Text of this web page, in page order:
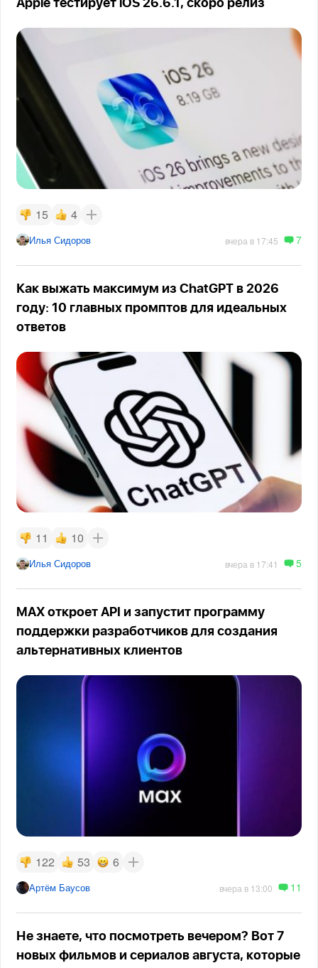
Apple тестирует iOS 26.6.1, скоро релиз
15 4
Илья Сидоров вчера в 17:45 7
Как выжать максимум из ChatGPT в 2026
году: 10 главных промптов для идеальных
ответов
11 10
Илья Сидоров вчера в 17:41 5
MAX откроет API и запустит программу
поддержки разработчиков для создания
альтернативных клиентов
122 53 6
Артём Баусов вчера в 13:00 11
Не знаете, что посмотреть вечером? Вот 7
новых фильмов и сериалов августа, которые